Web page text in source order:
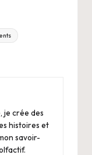
je crée des
histoires et
savoir-